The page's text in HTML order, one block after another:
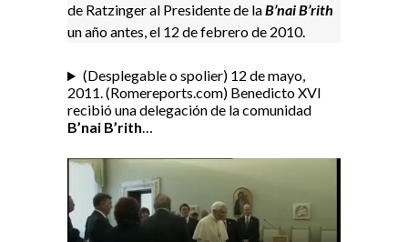
de Ratzinger al Presidente de laB’nai B’rith
un año antes, el 12 de febrero de 2010.
(Desplegable o spolier) 12 de mayo,
2011. (Romereports.com) Benedicto XVI
recibió una delegación de la comunidad
B’nai B’rith…